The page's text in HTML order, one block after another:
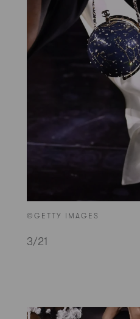
©GETTY IMAGES
3/21